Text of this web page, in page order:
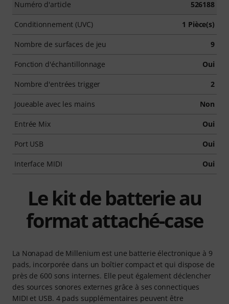
Numéro d'article 526188
Conditionnement (UVC) 1 Pièce(s)
Nombre de surfaces de jeu 9
Fonction d'échantillonnage Oui
Nombre d'entrées trigger 2
Joueable avec les mains Non
Entrée Mix Oui
Port USB Oui
Interface MIDI Oui
Le kit de batterie au
format attaché-case
La Nonapad de Millenium est une batterie électronique à 9
pads, incorporée dans un boîtier compact et qui dispose de
près de 600 sons internes. Elle peut également déclencher
des sources sonores externes grâce à ses connectiques
MIDI et USB. 4 pads supplémentaires peuvent être